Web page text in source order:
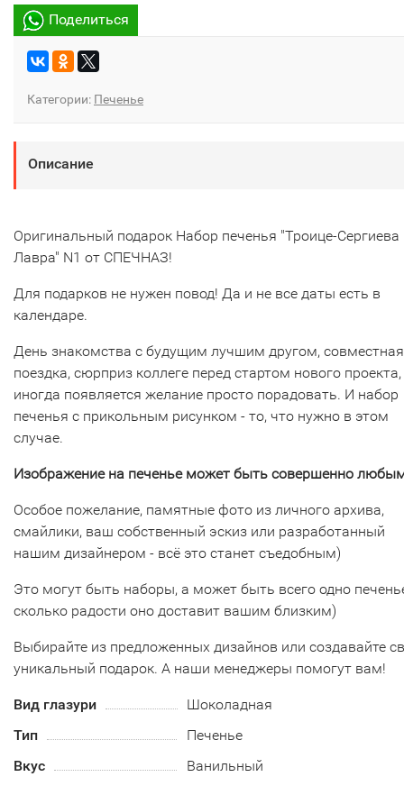
Поделиться
Категории: Печенье
Описание
Оригинальный подарок Набор печенья "Троице-Сергиева
Лавра" N1 от СПЕЧНАЗ!
Для подарков не нужен повод! Да и не все даты есть в
календаре.
День знакомства с будущим лучшим другом, совместная
поездка, сюрприз коллеге перед стартом нового
иногда появляется желание просто порадовать. И набор
печенья с прикольным рисунком - то, что нужно в этом
случае.
Изображение на печенье может быть совершенно
Особое пожелание, памятные фото из личного архива,
смайлики, ваш собственный эскиз или разработанный
нашим дизайнером - всё это станет съедобным)
Это могут быть наборы, а может быть всего одно
сколько радости оно доставит вашим близким)
Выбирайте из предложенных дизайнов или создавайте
уникальный подарок. А наши менеджеры помогут вам!
Вид глазури
Шоколадная
Тип
Печенье
Вкус
Ванильный